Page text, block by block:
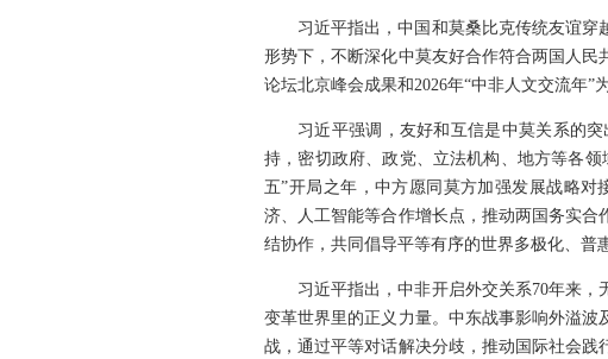
习近平指出，中国和莫桑比克传统友谊
形势下，不断深化中莫友好合作符合两国人
论坛北京峰会成果和2026年“中非人文交流年”
习近平强调，友好和互信是中莫关系的
持，密切政府、政党、立法机构、地方等各
五”开局之年，中方愿同莫方加强发展战略
济、人工智能等合作增长点，推动两国务实
结协作，共同倡导平等有序的世界多极化、普
习近平指出，中非开启外交关系70年来
变革世界里的正义力量。中东战事影响外溢
战，通过平等对话解决分歧，推动国际社会